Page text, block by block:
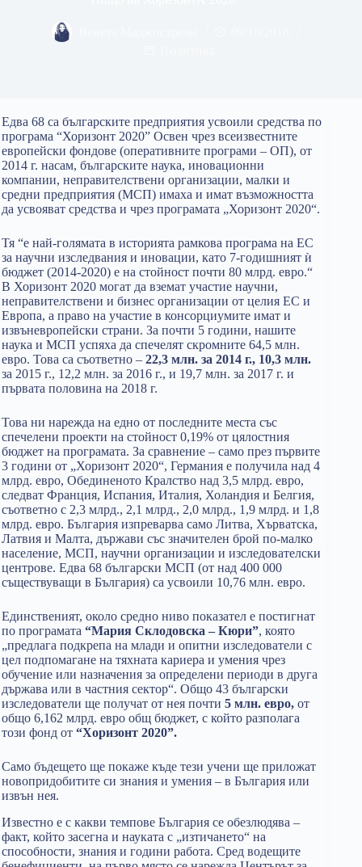
Едва 68 са българските предприятия усвоили средства по
програма “Хоризонт 2020” Освен чрез всеизвестните
европейски фондове (оперативните програми – ОП), от
2014 г. насам, българските наука, иновационни
компании, неправителствени организации, малки и
средни предприятия (МСП) имаха и имат възможността
да усвояват средства и чрез програмата „Хоризонт 2020“.
Тя “е най-голямата в историята рамкова програма на ЕС
за научни изследвания и иновации, като 7-годишният ѝ
бюджет (2014-2020) е на стойност почти 80 млрд. евро.“
В Хоризонт 2020 могат да вземат участие научни,
неправителствени и бизнес организации от целия ЕС и
Европа, а право на участие в консорциумите имат и
извъневропейски страни. За почти 5 години, нашите
наука и МСП успяха да спечелят скромните 64,5 млн.
евро. Това са съответно – 22,3 млн. за 2014 г., 10,3 млн.
за 2015 г., 12,2 млн. за 2016 г., и 19,7 млн. за 2017 г. и
първата половина на 2018 г.
Това ни нарежда на едно от последните места със
спечелени проекти на стойност 0,19% от цялостния
бюджет на програмата. За сравнение – само през първите
3 години от „Хоризонт 2020“, Германия е получила над 4
млрд. евро, Обединеното Кралство над 3,5 млрд. евро,
следват Франция, Испания, Италия, Холандия и Белгия,
съответно с 2,3 млрд., 2,1 млрд., 2,0 млрд., 1,9 млрд. и 1,8
млрд. евро. България изпреварва само Литва, Хърватска,
Латвия и Малта, държави със значителен брой по-малко
население, МСП, научни организации и изследователски
центрове. Едва 68 български МСП (от над 400 000
съществуващи в България) са усвоили 10,76 млн. евро.
Единственият, около средно ниво показател е постигнат
по програмата “Мария Склодовска – Кюри”, която
„предлага подкрепа на млади и опитни изследователи с
цел подпомагане на тяхната кариера и умения чрез
обучение или назначения за определени периоди в друга
държава или в частния сектор“. Общо 43 български
изследователи ще получат от нея почти 5 млн. евро, от
общо 6,162 млрд. евро общ бюджет, с който разполага
този фонд от “Хоризонт 2020”.
Само бъдещето ще покаже къде тези учени ще приложат
новопридобитите си знания и умения – в България или
извън нея.
Известно е с какви темпове България се обезлюдява –
факт, който засегна и науката с „изтичането“ на
способности, знания и години работа. Сред водещите